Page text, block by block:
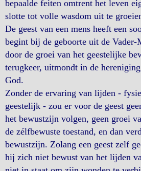
bepaalde feiten omtrent het leven
slotte tot volle wasdom uit te
De geest van een mens heeft een
begint bij de geboorte uit de Vader-
door de groei van het geestelijke
terugkeer, uitmondt in de
God.
Zonder de ervaring van lijden -
geestelijk - zou er voor de geest
het bewustzijn volgen, geen groei
de zélfbewuste toestand, en dan
bewustzijn. Zolang een geest zelf
hij zich niet bewust van het lijden